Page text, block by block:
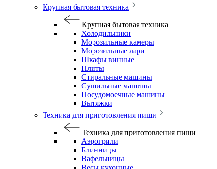
Крупная бытовая техника
Крупная бытовая техника
Холодильники
Морозильные камеры
Морозильные лари
Шкафы винные
Плиты
Стиральные машины
Сушильные машины
Посудомоечные машины
Вытяжки
Техника для приготовления пищи
Техника для приготовления пищи
Аэрогрили
Блинницы
Вафельницы
Весы кухонные